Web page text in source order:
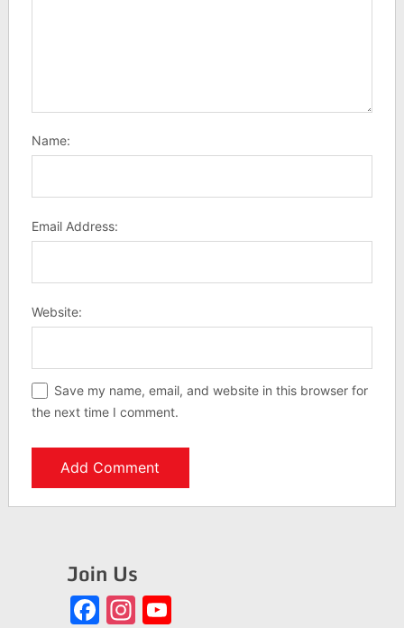
Name:
Email Address:
Website:
Save my name, email, and website in this browser for
the next time I comment.
Join Us
Facebook
Instagram
YouTube